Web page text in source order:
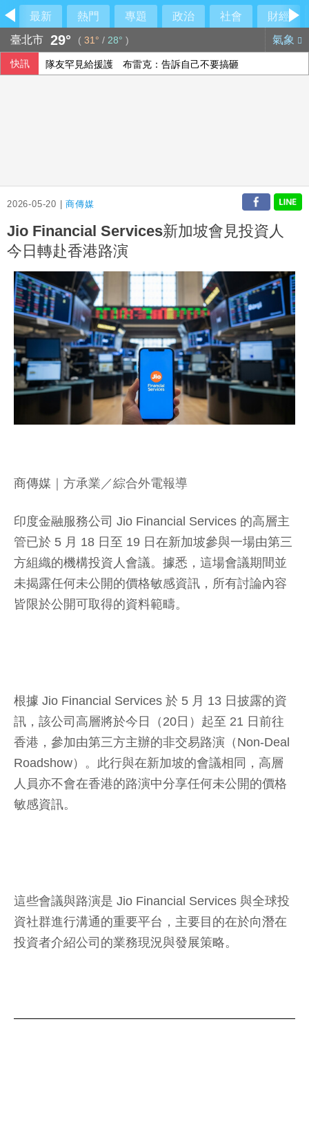
最新 熱門 專題 政治 社會
財經
臺北市 29° ( 31° / 28° ) 氣象
快訊 隊友罕見給援護 布雷克：告訴自己不要搞砸
2026-05-20 |商傳媒
Jio Financial Services新加坡會見投資人
今日轉赴香港路演
商傳媒 ｜方承業／綜合外電報導
印度金融服務公司 Jio Financial Services 的高層主
管已於 5 月 18 日至 19 日在新加坡參與一場由第三
方組織的機構投資人會議。據悉，這場會議期間並
未揭露任何未公開的價格敏感資訊，所有討論內容
皆限於公開可取得的資料範疇。
根據 Jio Financial Services 於 5 月 13 日披露的資
訊，該公司高層將於今日（20日）起至 21 日前往
香港，參加由第三方主辦的非交易路演（Non-Deal
Roadshow）。此行與在新加坡的會議相同，高層
人員亦不會在香港的路演中分享任何未公開的價格
敏感資訊。
這些會議與路演是 Jio Financial Services 與全球投
資社群進行溝通的重要平台，主要目的在於向潛在
投資者介紹公司的業務現況與發展策略。